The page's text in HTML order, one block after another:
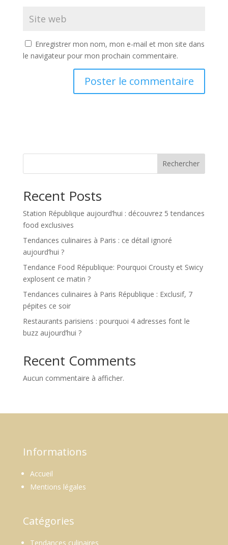
Enregistrer mon nom, mon e-mail et mon site dans
le navigateur pour mon prochain commentaire.
Rechercher
Recent Posts
Station République aujourd’hui : découvrez 5 tendances
food exclusives
Tendances culinaires à Paris : ce détail ignoré
aujourd’hui ?
Tendance Food République: Pourquoi Crousty et Swicy
explosent ce matin ?
Tendances culinaires à Paris République : Exclusif, 7
pépites ce soir
Restaurants parisiens : pourquoi 4 adresses font le
buzz aujourd’hui ?
Recent Comments
Aucun commentaire à afficher.
Informations
Accueil
Mentions légales
Catégories
Tendances culinaires